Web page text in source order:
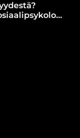
Kristiina